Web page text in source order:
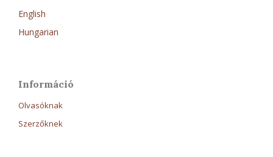
English
Hungarian
Információ
Olvasóknak
Szerzőknek